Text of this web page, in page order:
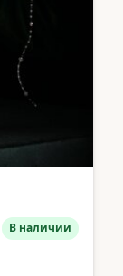
В наличии